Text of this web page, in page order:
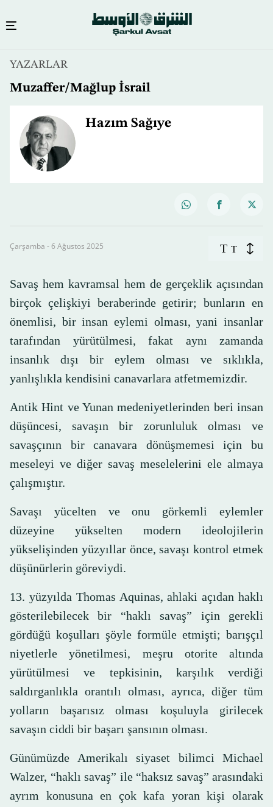
YAZARLAR
Muzaffer/Mağlup İsrail
Hazım Sağıye
Çarşamba - 6 Ağustos 2025 T T
Savaş hem kavramsal hem de gerçeklik açısından
birçok çelişkiyi beraberinde getirir; bunların en
önemlisi, bir insan eylemi olması, yani insanlar
tarafından yürütülmesi, fakat aynı zamanda
insanlık dışı bir eylem olması ve sıklıkla,
yanlışlıkla kendisini canavarlara atfetmemizdir.
Antik Hint ve Yunan medeniyetlerinden beri insan
düşüncesi, savaşın bir zorunluluk olması ve
savaşçının bir canavara dönüşmemesi için bu
meseleyi ve diğer savaş meselelerini ele almaya
çalışmıştır.
Savaşı yücelten ve onu görkemli eylemler
düzeyine yükselten modern ideolojilerin
yükselişinden yüzyıllar önce, savaşı kontrol etmek
düşünürlerin göreviydi.
13. yüzyılda Thomas Aquinas, ahlaki açıdan haklı
gösterilebilecek bir “haklı savaş” için gerekli
gördüğü koşulları şöyle formüle etmişti; barışçıl
niyetlerle yönetilmesi, meşru otorite altında
yürütülmesi ve tepkisinin, karşılık verdiği
saldırganlıkla orantılı olması, ayrıca, diğer tüm
yolların başarısız olması koşuluyla girilecek
savaşın ciddi bir başarı şansının olması.
Günümüzde Amerikalı siyaset bilimci Michael
Walzer, “haklı savaş” ile “haksız savaş” arasındaki
ayrım konusuna en çok kafa yoran kişi olarak